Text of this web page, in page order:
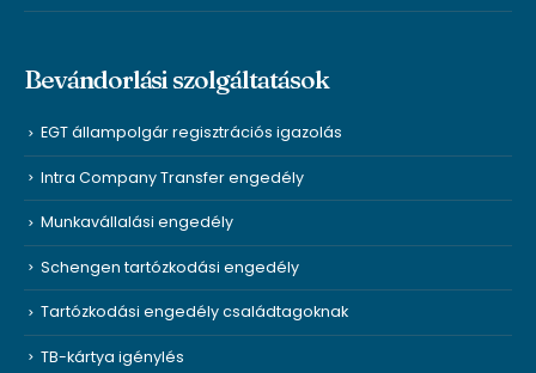
Bevándorlási szolgáltatások
EGT állampolgár regisztrációs igazolás
Intra Company Transfer engedély
Munkavállalási engedély
Schengen tartózkodási engedély
Tartózkodási engedély családtagoknak
TB-kártya igénylés